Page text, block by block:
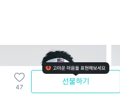
47
선물하기